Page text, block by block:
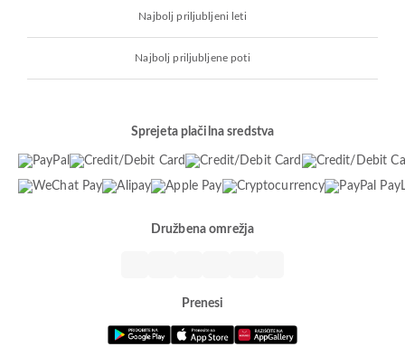
Najbolj priljubljeni leti
Najbolj priljubljene poti
Sprejeta plačilna sredstva
Družbena omrežja
Prenesi